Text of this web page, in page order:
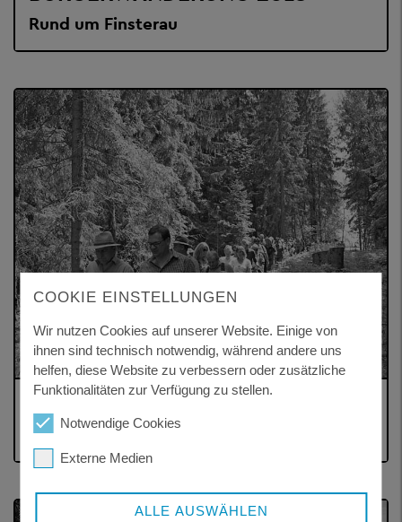
Rund um Finsterau
BÜRGERWANDERUNG 2017
In den Bischofsreuther Waldhufen
COOKIE EINSTELLUNGEN
Wir nutzen Cookies auf unserer Website. Einige von
ihnen sind technisch notwendig, während andere uns
helfen, diese Website zu verbessern oder zusätzliche
Funktionalitäten zur Verfügung zu stellen.
Notwendige Cookies
Externe Medien
ALLE AUSWÄHLEN